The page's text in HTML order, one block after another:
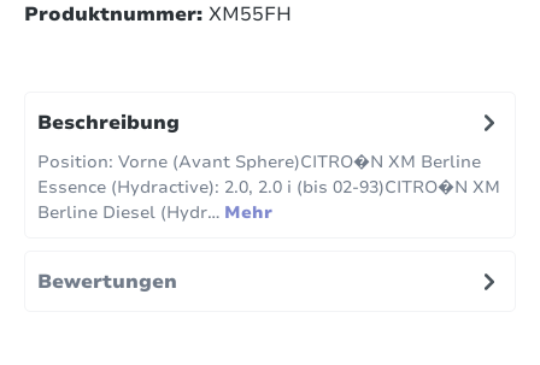
Produktnummer: XM55FH
Beschreibung
Position: Vorne (Avant Sphere)CITRO�N XM Berline
Essence (Hydractive): 2.0, 2.0 i (bis 02-93)CITRO�N XM
Berline Diesel (Hydr… Mehr
Bewertungen